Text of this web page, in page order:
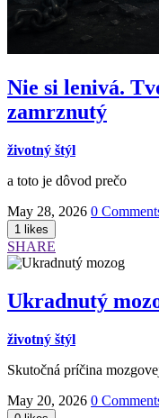
Nie si lenivá.
zamrznutý
životný štýl
a toto je dôvod prečo
May 28, 2026 0
SHARE
Ukradnutý
životný štýl
Skutočná príčina
May 20, 2026 0